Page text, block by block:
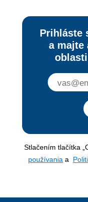
Prihláste
a majte
Stlačením tlačítka
používania a